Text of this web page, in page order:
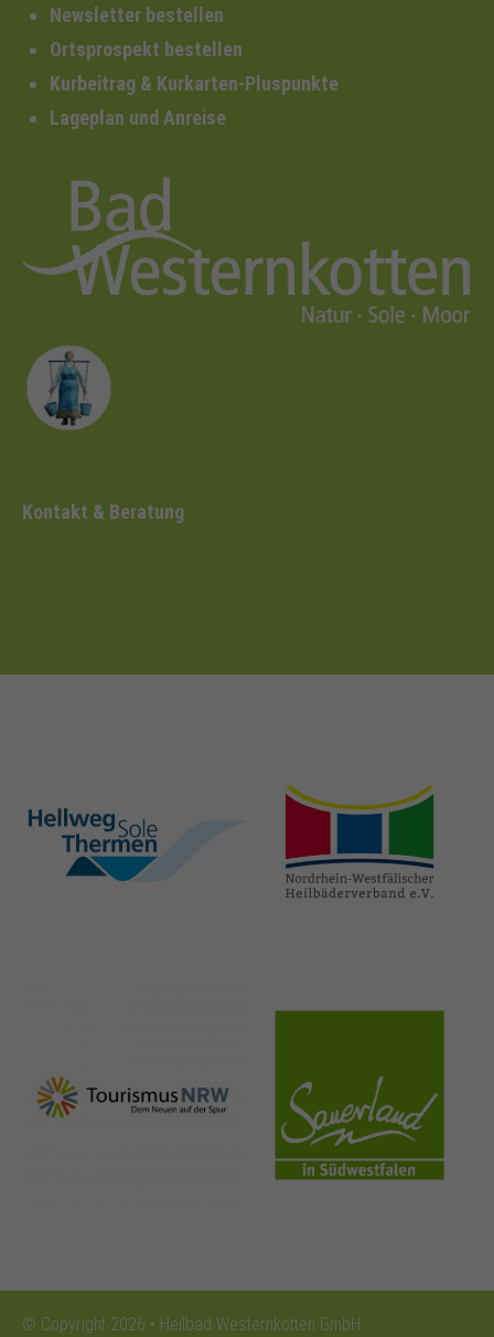
Newsletter bestellen
Ortsprospekt bestellen
Kurbeitrag & Kurkarten-Pluspunkte
Lageplan und Anreise
Kontakt & Beratung
hellweg-sole-
thermen.de
heilbaeder.de
nrw-
tourismus.de
sauerland.co
m
© Copyright 2026 • Heilbad Westernkotten GmbH